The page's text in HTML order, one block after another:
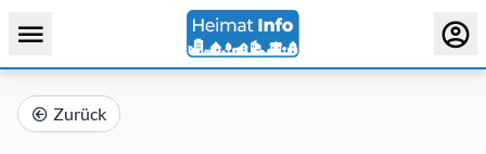
Zurück